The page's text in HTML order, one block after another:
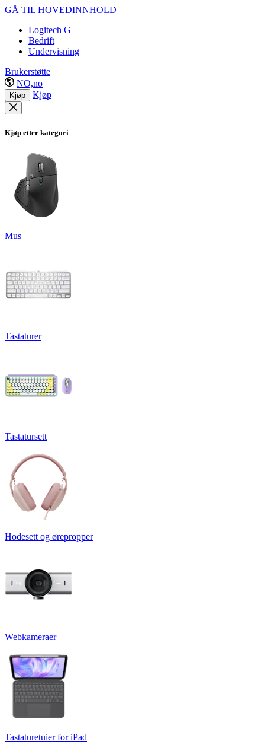
GÅ TIL HOVEDINNHOLD
Logitech G
Bedrift
Undervisning
Brukerstøtte
NO,no
Kjøp Kjøp
Kjøp etter kategori
Mus
Tastaturer
Tastatursett
Hodesett og ørepropper
Webkameraer
Tastaturetuier for iPad